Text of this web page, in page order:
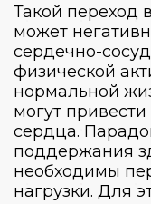
Такой переход
может
сердечно-
физической
нормальной
могут
сердца.
поддержания
необходимы
нагрузки. Для